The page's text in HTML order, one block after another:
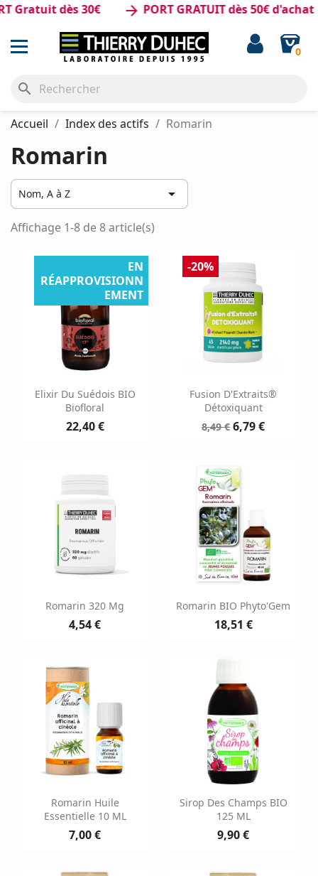
Gratuit dès 30€ arrow_forwardPORT GRATUIT dès 50€ d'achat
0
search
Accueil Index des actifs Romarin
Romarin
Nom, A à Z 
Affichage 1-8 de 8 article(s)
Elixir Du Suédois BIO
Biofloral
22,40 €
EN
RÉAPPROVISIONN
EMENT
Fusion D'Extraits®
Détoxiquant
8,49 € 6,79 €
-20%
Romarin 320 Mg
4,54 €
Romarin BIO Phyto'Gem
18,51 €
Romarin Huile
Essentielle 10 ML
7,00 €
Sirop Des Champs BIO
125 ML
9,90 €